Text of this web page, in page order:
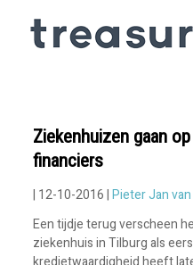
Ziekenhuizen gaan
financiers
| 12-10-2016 |Pieter Jan
Een tijdje terug verscheen
ziekenhuis in Tilburg als